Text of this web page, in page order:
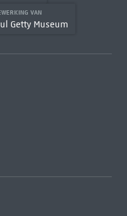
VAN
Getty Museum